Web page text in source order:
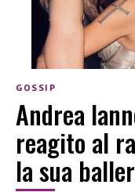
GOSSIP
Andrea
reagito al
la sua